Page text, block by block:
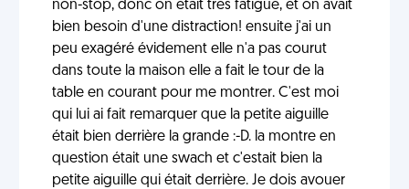
non-stop, donc on était très fatigué, et on avait
bien besoin d'une distraction! ensuite j'ai un
peu exagéré évidement elle n'a pas courut
dans toute la maison elle a fait le tour de la
table en courant pour me montrer. C'est moi
qui lui ai fait remarquer que la petite aiguille
était bien derrière la grande :-D. la montre en
question était une swach et c'estait bien la
petite aiguille qui était derrière. Je dois avouer